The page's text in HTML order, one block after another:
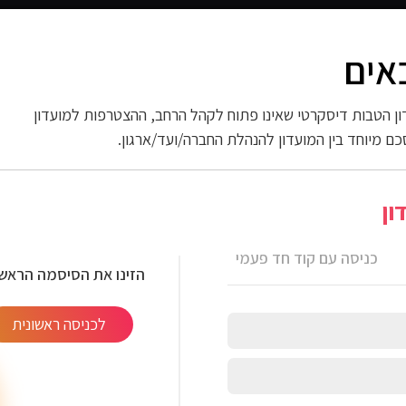
החשמל
הטבות דיסקרטי שאינו פתוח לקהל הרחב, ההצטרפות למועדון
מיוחד בין המועדון להנהלת החברה/ועד/ארגון.
כניסה עם קוד חד פעמי
הזינו את הסיסמה
לכניסה ראשונית
24 חלק
להכנת ארוחות, ולכל